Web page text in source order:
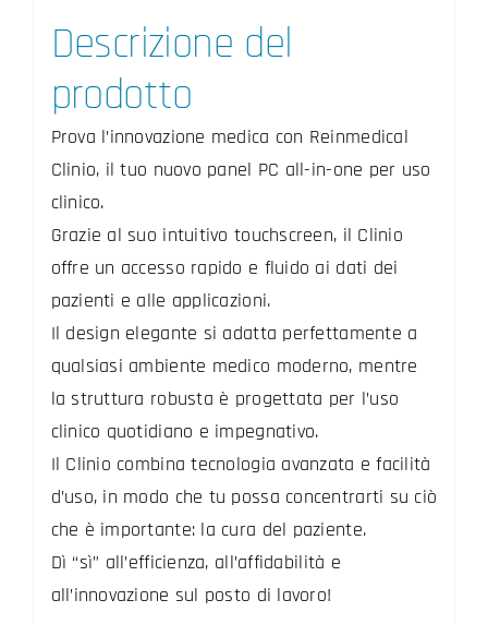
Descrizione del
prodotto
Prova l’innovazione medica con Reinmedical
Clinio, il tuo nuovo panel PC all-in-one per uso
clinico.
Grazie al suo intuitivo touchscreen, il Clinio
offre un accesso rapido e fluido ai dati dei
pazienti e alle applicazioni.
Il design elegante si adatta perfettamente a
qualsiasi ambiente medico moderno, mentre
la struttura robusta è progettata per l’uso
clinico quotidiano e impegnativo.
Il Clinio combina tecnologia avanzata e facilità
d’uso, in modo che tu possa concentrarti su ciò
che è importante: la cura del paziente.
Dì “sì” all’efficienza, all’affidabilità e
all’innovazione sul posto di lavoro!